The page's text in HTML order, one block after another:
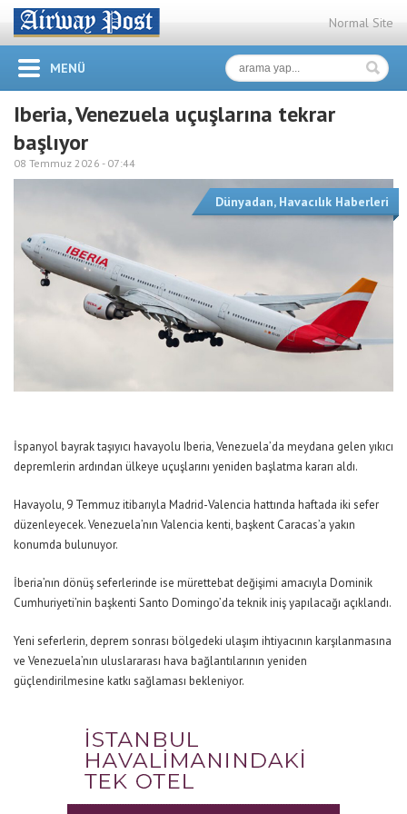
Normal Site
MENÜ
Iberia, Venezuela uçuşlarına tekrar
başlıyor
08 Temmuz 2026 - 07:44
Dünyadan, Havacılık Haberleri
İspanyol bayrak taşıyıcı havayolu Iberia, Venezuela’da meydana gelen yıkıcı
depremlerin ardından ülkeye uçuşlarını yeniden başlatma kararı aldı.
Havayolu, 9 Temmuz itibarıyla Madrid-Valencia hattında haftada iki sefer
düzenleyecek. Venezuela’nın Valencia kenti, başkent Caracas’a yakın
konumda bulunuyor.
İberia’nın dönüş seferlerinde ise mürettebat değişimi amacıyla Dominik
Cumhuriyeti’nin başkenti Santo Domingo’da teknik iniş yapılacağı açıklandı.
Yeni seferlerin, deprem sonrası bölgedeki ulaşım ihtiyacının karşılanmasına
ve Venezuela’nın uluslararası hava bağlantılarının yeniden
güçlendirilmesine katkı sağlaması bekleniyor.